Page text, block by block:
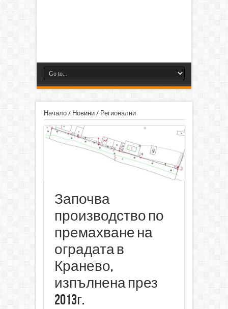
Начало/ Новини/ Регионални
Започва
производство по
премахване на
оградата в
Кранево,
изпълнена през
2013г.